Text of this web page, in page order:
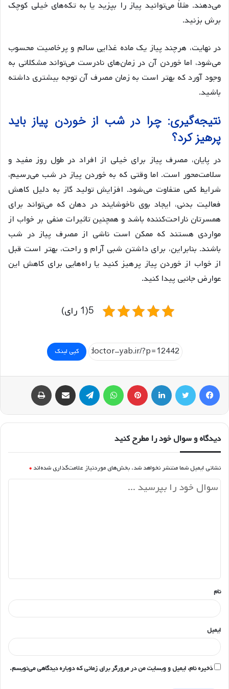
می‌دهند. مثلاً می‌توانید پیاز را بپزید یا به تکه‌های خیلی کوچک
برش بزنید.
در نهایت، هرچند پیاز یک ماده غذایی سالم و پرخاصیت محسوب
می‌شود، اما خوردن آن در زمان‌های نادرست می‌تواند مشکلاتی به
وجود آورد که بهتر است به زمان مصرف آن توجه بیشتری داشته
باشید.
نتیجه‌گیری: چرا در شب از خوردن پیاز باید
پرهیز کرد؟
در پایان، مصرف پیاز برای خیلی از افراد در طول روز مفید و
سلامت‌محور است. اما وقتی که به خوردن پیاز در شب می‌رسیم،
شرایط کمی متفاوت می‌شود. افزایش تولید گاز به دلیل کاهش
فعالیت بدنی، ایجاد بوی ناخوشایند در دهان که می‌تواند برای
همسرتان ناراحت‌کننده باشد و همچنین تاثیرات منفی بر خواب از
مواردی هستند که ممکن است ناشی از مصرف پیاز در شب
باشند. بنابراین، برای داشتن شبی آرام و راحت، بهتر است قبل
از خواب از خوردن پیاز پرهیز کنید یا راه‌هایی برای کاهش این
عوارض جانبی پیدا کنید.
5(1 رای)
کپی لینک
فیسبوک توییتر لینکداین پینتریست تلگرام اشتراک گذاری با ایمیل
دیدگاه و سوال خود را مطرح کنید
نشانی ایمیل شما منتشر نخواهد شد. بخش‌های موردنیاز علامت‌گذاری شده‌اند *
*
نام
ایمیل
ذخیره نام، ایمیل و وبسایت من در مرورگر برای زمانی که دوباره دیدگاهی می‌نویسم.